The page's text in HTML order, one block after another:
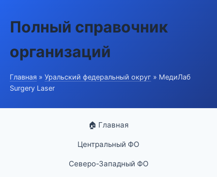
Полный справочник
организаций
Главная » Уральский федеральный округ » МедиЛаб
Surgery Laser
🏠 Главная
Центральный ФО
Северо-Западный ФО